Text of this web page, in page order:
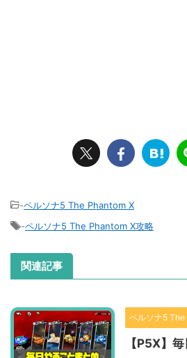
-ペルソナ5 The Phantom X
-ペルソナ5 The Phantom X攻略
関連記事
ペルソナ5
【P5X】